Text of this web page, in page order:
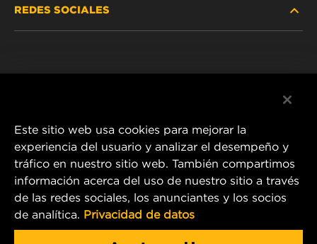
REDES SOCIALES
1 Wix Way
P.O. Box 1967
Gastonia, NC 28054
Product & Customer Service Email:
Este sitio web usa cookies para mejorar la
experiencia del usuario y analizar el desempeño y
tráfico en nuestro sitio web. También compartimos
información acerca del uso de nuestro sitio a través
de las redes sociales, los anunciantes y los socios
de analítica. Privacidad de datos